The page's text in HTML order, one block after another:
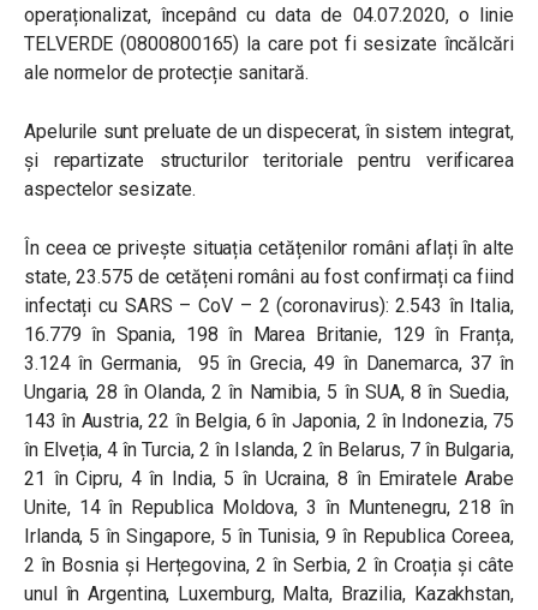
operaționalizat, începând cu data de 04.07.2020, o linie
TELVERDE (0800800165) la care pot fi sesizate încălcări
ale normelor de protecție sanitară.
Apelurile sunt preluate de un dispecerat, în sistem integrat,
și repartizate structurilor teritoriale pentru verificarea
aspectelor sesizate.
În ceea ce privește situația cetățenilor români aflați în alte
state, 23.575 de cetățeni români au fost confirmați ca fiind
infectați cu SARS – CoV – 2 (coronavirus): 2.543 în Italia,
16.779 în Spania, 198 în Marea Britanie, 129 în Franța,
3.124 în Germania, 95 în Grecia, 49 în Danemarca, 37 în
Ungaria, 28 în Olanda, 2 în Namibia, 5 în SUA, 8 în Suedia,
143 în Austria, 22 în Belgia, 6 în Japonia, 2 în Indonezia, 75
în Elveția, 4 în Turcia, 2 în Islanda, 2 în Belarus, 7 în Bulgaria,
21 în Cipru, 4 în India, 5 în Ucraina, 8 în Emiratele Arabe
Unite, 14 în Republica Moldova, 3 în Muntenegru, 218 în
Irlanda, 5 în Singapore, 5 în Tunisia, 9 în Republica Coreea,
2 în Bosnia și Herțegovina, 2 în Serbia, 2 în Croația și câte
unul în Argentina, Luxemburg, Malta, Brazilia, Kazakhstan,